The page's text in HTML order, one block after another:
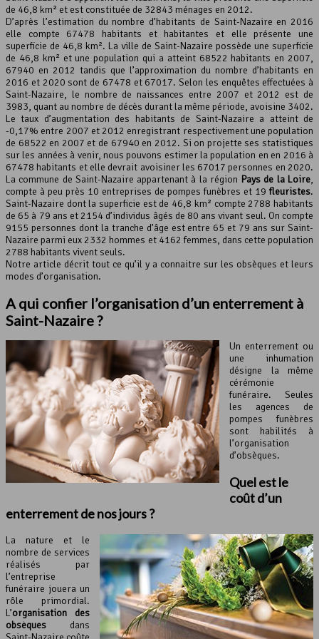
Leaflet , ©OpenStreetMapcontributeurs
de 46,8 km² et est constituée de 32843 ménages en 2012.
D’après l’estimation du nombre d’habitants de Saint-Nazaire en 2016
elle compte 67478 habitants et habitantes et elle présente une
superficie de 46,8 km². La ville de Saint-Nazaire possède une superficie
de 46,8 km² et une population qui a atteint 68522 habitants en 2007,
67940 en 2012 tandis que l’approximation du nombre d’habitants en
2016 et 2020 sont de 67478 et 67017. Selon les enquêtes effectuées à
Saint-Nazaire, le nombre de naissances entre 2007 et 2012 est de
3983, quant au nombre de décès durant la même période, avoisine 3402.
Le taux d’augmentation des habitants de Saint-Nazaire a atteint de
-0,17% entre 2007 et 2012 enregistrant respectivement une population
de 68522 en 2007 et de 67940 en 2012. Si on projette ses statistiques
sur les années à venir, nous pouvons estimer la population en en 2016 à
67478 habitants et elle devrait avoisiner les 67017 personnes en 2020.
La commune de Saint-Nazaire appartenant à la région Pays de la Loire,
compte à peu près 10 entreprises de pompes funèbres et 19fleuristes.
Saint-Nazaire dont la superficie est de 46,8 km² compte 2788 habitants
de 65 à 79 ans et 2154 d’individus âgés de 80 ans vivant seul. On compte
9155 personnes dont la tranche d’âge est entre 65 et 79 ans sur Saint-
Nazaire parmi eux 2332 hommes et 4162 femmes, dans cette population
2788 habitants vivent seuls.
Notre article décrit tout ce qu’il y a connaitre sur les obsèques et leurs
modes d’organisation.
A qui confier l’organisation d’un enterrement à
Saint-Nazaire ?
Un enterrement ou
une inhumation
désigne la même
cérémonie
funéraire. Seules
les agences de
pompes funèbres
sont habilités à
l’organisation
d’obsèques.
Quel est le
coût d’un
enterrement de nos jours ?
La nature et le
nombre de services
réalisés par
l’entreprise
funéraire jouera un
rôle primordial.
L’organisation des
obsèques dans